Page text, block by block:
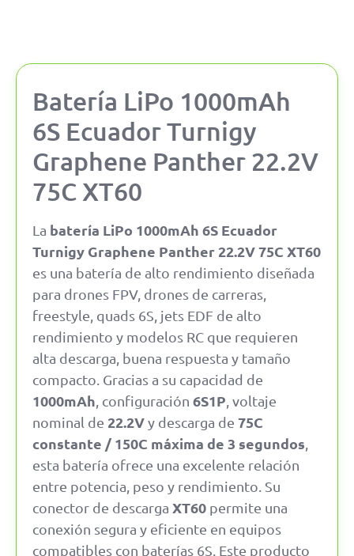
Batería LiPo 1000mAh
6S Ecuador Turnigy
Graphene Panther 22.2V
75C XT60
La batería LiPo 1000mAh 6S Ecuador
Turnigy Graphene Panther 22.2V 75C XT60
es una batería de alto rendimiento diseñada
para drones FPV, drones de carreras,
freestyle, quads 6S, jets EDF de alto
rendimiento y modelos RC que requieren
alta descarga, buena respuesta y tamaño
compacto. Gracias a su capacidad de
1000mAh , configuración 6S1P , voltaje
nominal de 22.2Vy descarga de 75C
constante / 150C máxima de 3 segundos
esta batería ofrece una excelente relación
entre potencia, peso y rendimiento. Su
conector de descarga XT60 permite una
conexión segura y eficiente en equipos
compatibles con baterías 6S. Este producto